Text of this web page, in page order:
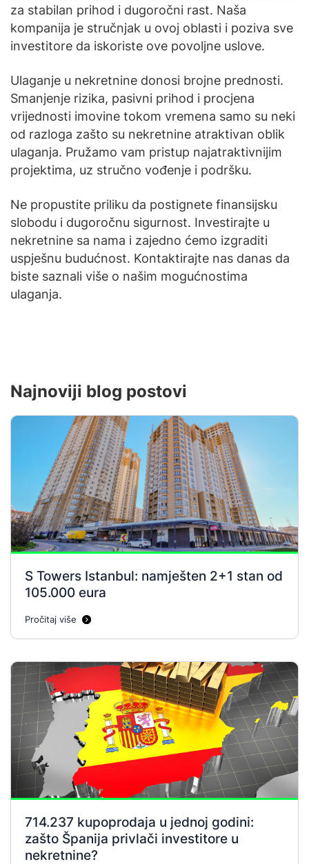
za stabilan prihod i dugoročni rast. Naša
kompanija je stručnjak u ovoj oblasti i poziva sve
investitore da iskoriste ove povoljne uslove.
Ulaganje u nekretnine donosi brojne prednosti.
Smanjenje rizika, pasivni prihod i procjena
vrijednosti imovine tokom vremena samo su neki
od razloga zašto su nekretnine atraktivan oblik
ulaganja. Pružamo vam pristup najatraktivnijim
projektima, uz stručno vođenje i podršku.
Ne propustite priliku da postignete finansijsku
slobodu i dugoročnu sigurnost. Investirajte u
nekretnine sa nama i zajedno ćemo izgraditi
uspješnu budućnost. Kontaktirajte nas danas da
biste saznali više o našim mogućnostima
ulaganja.
Najnoviji blog postovi
S Towers Istanbul: namješten 2+1 stan od
105.000 eura
Pročitaj više
714.237 kupoprodaja u jednoj godini:
zašto Španija privlači investitore u
nekretnine?